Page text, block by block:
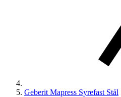
Geberit Mapress Syrefast Stål